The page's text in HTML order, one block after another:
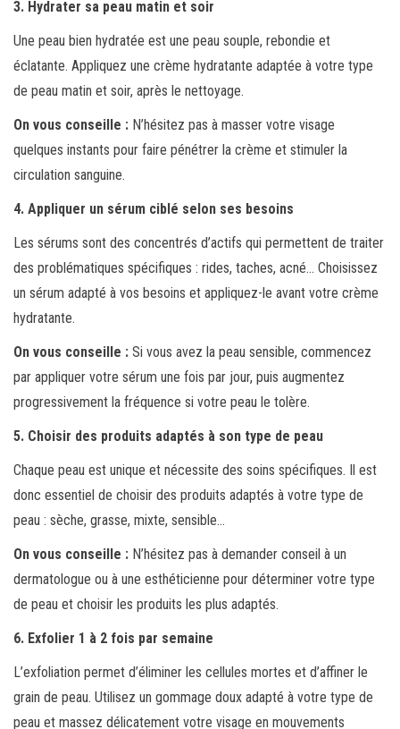
3. Hydrater sa peau matin et soir
Une peau bien hydratée est une peau souple, rebondie et
éclatante. Appliquez une crème hydratante adaptée à votre type
de peau matin et soir, après le nettoyage.
On vous conseille : N’hésitez pas à masser votre visage
quelques instants pour faire pénétrer la crème et stimuler la
circulation sanguine.
4. Appliquer un sérum ciblé selon ses besoins
Les sérums sont des concentrés d’actifs qui permettent de traiter
des problématiques spécifiques : rides, taches, acné… Choisissez
un sérum adapté à vos besoins et appliquez-le avant votre crème
hydratante.
On vous conseille : Si vous avez la peau sensible, commencez
par appliquer votre sérum une fois par jour, puis augmentez
progressivement la fréquence si votre peau le tolère.
5. Choisir des produits adaptés à son type de peau
Chaque peau est unique et nécessite des soins spécifiques. Il est
donc essentiel de choisir des produits adaptés à votre type de
peau : sèche, grasse, mixte, sensible…
On vous conseille : N’hésitez pas à demander conseil à un
dermatologue ou à une esthéticienne pour déterminer votre type
de peau et choisir les produits les plus adaptés.
6. Exfolier 1 à 2 fois par semaine
L’exfoliation permet d’éliminer les cellules mortes et d’affiner le
grain de peau. Utilisez un gommage doux adapté à votre type de
peau et massez délicatement votre visage en mouvements